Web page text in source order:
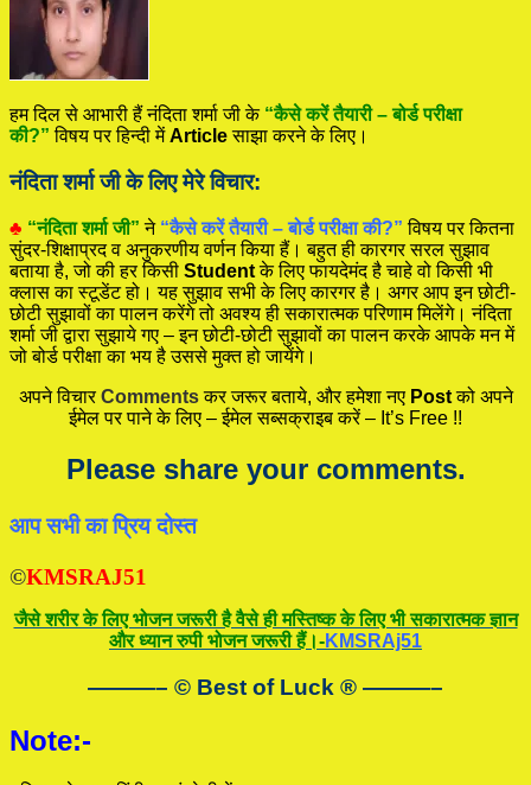
हम दिल से आभारी हैं नंदिता शर्मा जी के “कैसे करें तैयारी – बोर्ड परीक्षा
की?” विषय पर हिन्दी मेंArticleसाझा करने के लिए।
नंदिता शर्मा जी के लिए मेरे विचार:
♣ “नंदिता शर्मा जी” ने “कैसे करें तैयारी – बोर्ड परीक्षा की?” विषय पर कितना
सुंदर-शिक्षाप्रद व अनुकरणीय वर्णन किया हैं। बहुत ही कारगर सरल सुझाव
बताया है, जो की हर किसी Studentके लिए फायदेमंद है चाहे वो किसी भी
क्लास का स्टूडेंट हो। यह सुझाव सभी के लिए कारगर है। अगर आप इन छोटी-
छोटी सुझावों का पालन करेंगे तो अवश्य ही सकारात्मक परिणाम मिलेंगे। नंदिता
शर्मा जी द्वारा सुझाये गए – इन छोटी-छोटी सुझावों का पालन करके आपके मन में
जो बोर्ड परीक्षा का भय है उससे मुक्त हो जायेंगे।
अपने विचारCommentsकर जरूर बताये, और हमेशा नए Postको अपने
ईमेल पर पाने के लिए – ईमेल सब्सक्राइब करें – It’s Free !!
Please share your comments.
आप सभी का प्रिय दोस्त
©KMSRAJ51
जैसे शरीर के लिए भोजन जरूरी है वैसे ही मस्तिष्क के लिए भी सकारात्मक ज्ञान
और ध्यान रुपी भोजन जरूरी हैं।-KMSRAj51
———– © Best of Luck ® ———–
Note:-